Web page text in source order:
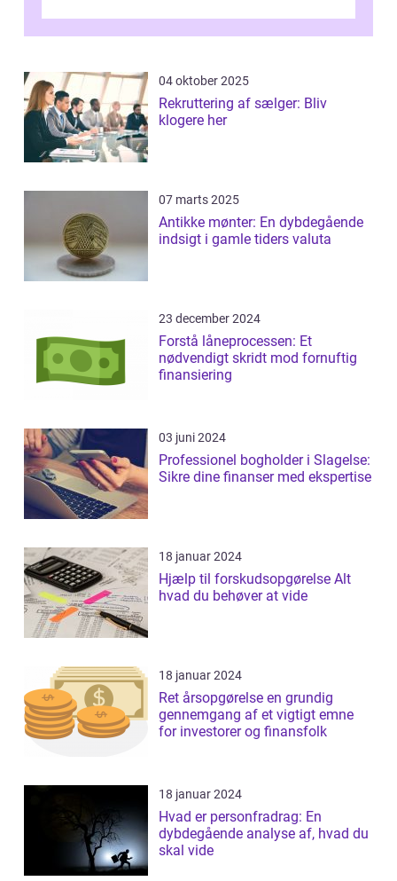
04 oktober 2025
Rekruttering af sælger: Bliv
klogere her
07 marts 2025
Antikke mønter: En dybdegående
indsigt i gamle tiders valuta
23 december 2024
Forstå låneprocessen: Et
nødvendigt skridt mod fornuftig
finansiering
03 juni 2024
Professionel bogholder i Slagelse:
Sikre dine finanser med ekspertise
18 januar 2024
Hjælp til forskudsopgørelse Alt
hvad du behøver at vide
18 januar 2024
Ret årsopgørelse en grundig
gennemgang af et vigtigt emne
for investorer og finansfolk
18 januar 2024
Hvad er personfradrag: En
dybdegående analyse af, hvad du
skal vide